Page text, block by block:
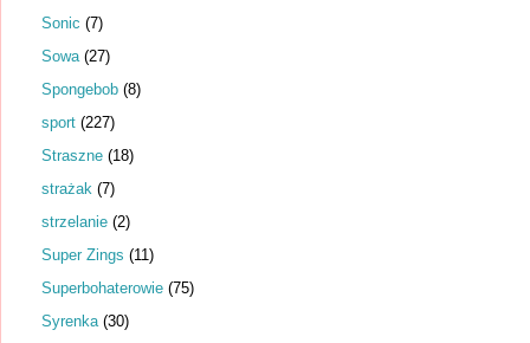
Sonic (7)
Sowa (27)
Spongebob (8)
sport (227)
Straszne (18)
strażak (7)
strzelanie (2)
Super Zings (11)
Superbohaterowie (75)
Syrenka (30)